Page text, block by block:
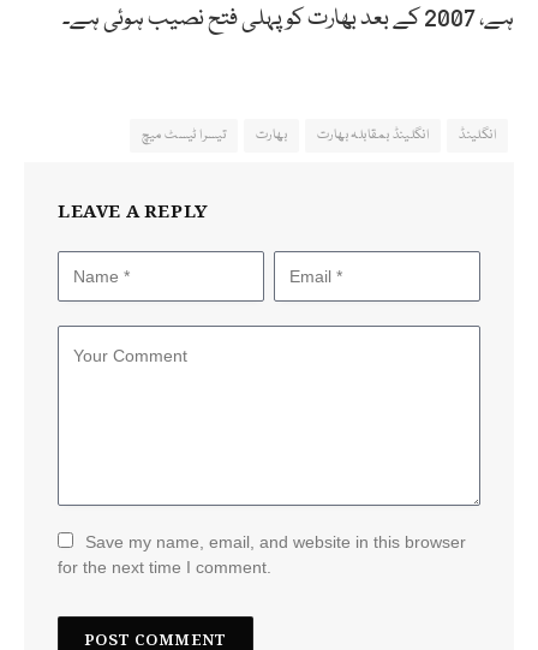
ہے، 2007 کے بعد بھارت کو پہلی فتح نصیب ہوئی ہے۔
انگلینڈ انگلینڈ بمقابلہ بھارت بھارت تیسرا ٹیسٹ میچ
LEAVE A REPLY
Save my name, email, and website in this browser
for the next time I comment.